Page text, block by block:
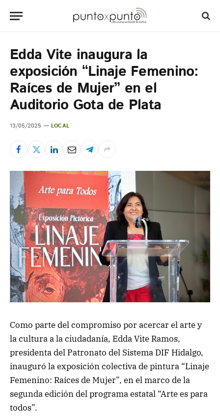
Edda Vite inaugura la
exposición “Linaje Femenino:
Raíces de Mujer” en el
Auditorio Gota de Plata
13/05/2025 LOCAL
Como parte del compromiso por acercar el arte y
la cultura a la ciudadanía, Edda Vite Ramos,
presidenta del Patronato del Sistema DIF Hidalgo,
inauguró la exposición colectiva de pintura “Linaje
Femenino: Raíces de Mujer”, en el marco de la
segunda edición del programa estatal “Arte es para
todos”.